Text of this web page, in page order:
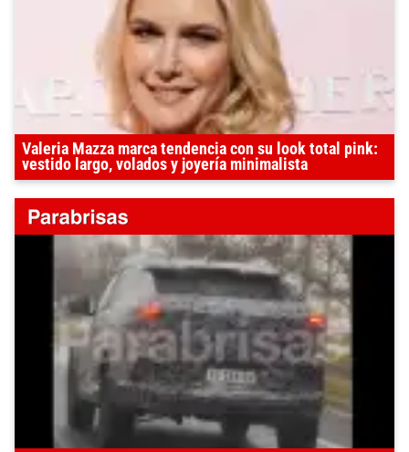
Valeria Mazza marca tendencia con su look total pink:
vestido largo, volados y joyería minimalista